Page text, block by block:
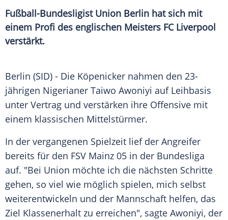
Fußball-Bundesligist Union Berlin hat sich mit
einem Profi des englischen Meisters FC Liverpool
verstärkt.
Berlin (SID) - Die Köpenicker nahmen den 23-
jährigen Nigerianer Taiwo Awoniyi auf Leihbasis
unter Vertrag und verstärken ihre Offensive mit
einem klassischen Mittelstürmer.
In der vergangenen Spielzeit lief der Angreifer
bereits für den FSV Mainz 05 in der Bundesliga
auf. "Bei Union möchte ich die nächsten Schritte
gehen, so viel wie möglich spielen, mich selbst
weiterentwickeln und der Mannschaft helfen, das
Ziel Klassenerhalt zu erreichen", sagte Awoniyi, der